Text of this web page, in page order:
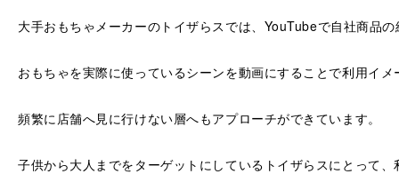
大手おもちゃメーカーのトイザらスでは、YouTubeで自社商品
おもちゃを実際に使っているシーンを動画にすることで利用イ
頻繁に店舗へ見に行けない層へもアプローチができています。
子供から大人までをターゲットにしているトイザらスにとって